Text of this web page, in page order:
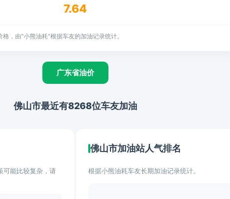
7.64
，由"小熊油耗"根据车友的加油记录统计。
广东省油价
佛山市最近有8268位车友加油
可能比较复杂，请
佛山市加油站人气排名
根据小熊油耗车友长期加油记录统计。